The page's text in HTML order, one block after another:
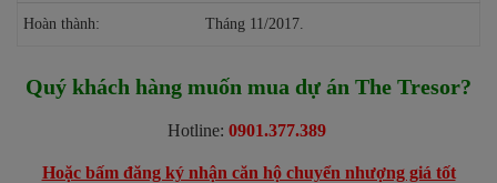
Hoàn thành: Tháng 11/2017.
Quý khách hàng muốn mua dự án The Tresor?
Hotline: 0901.377.389
Hoặc bấm đăng ký nhận căn hộ chuyển nhượng giá tốt